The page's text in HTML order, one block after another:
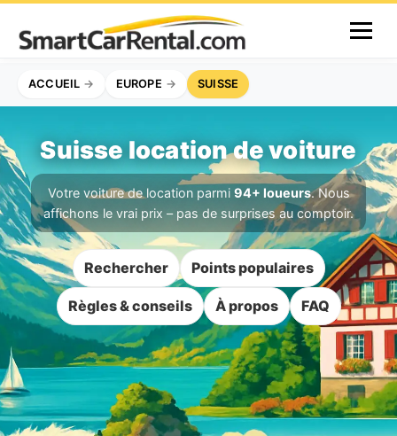
ACCUEIL EUROPE SUISSE
Suisse location de voiture
Votre voiture de location parmi 94+ loueurs. Nous
affichons le vrai prix – pas de surprises au comptoir.
Rechercher Points populaires
Règles & conseils À propos FAQ